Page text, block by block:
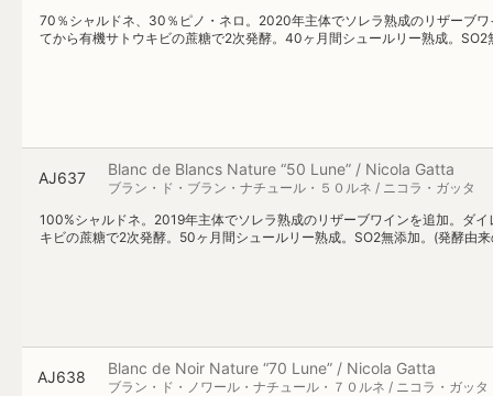
70％シャルドネ、30％ピノ・ネロ。2020年主体でソレラ熟成のリザーブ
てから有機サトウキビの蔗糖で2次発酵。40ヶ月間シュールリー熟成。
AJ637 Blanc de Blancs Nature “50 Lune” / Nicola Gatta
ブラン・ド・ブラン・ナチュール・５０ルネ / ニコラ・ガッタ
100%シャルドネ。2019年主体でソレラ熟成のリザーブワインを追加。ダ
キビの蔗糖で2次発酵。50ヶ月間シュールリー熟成。SO2無添加。(発酵由
AJ638 Blanc de Noir Nature “70 Lune” / Nicola Gatta
ブラン・ド・ノワール・ナチュール・７０ルネ / ニコラ・ガッタ